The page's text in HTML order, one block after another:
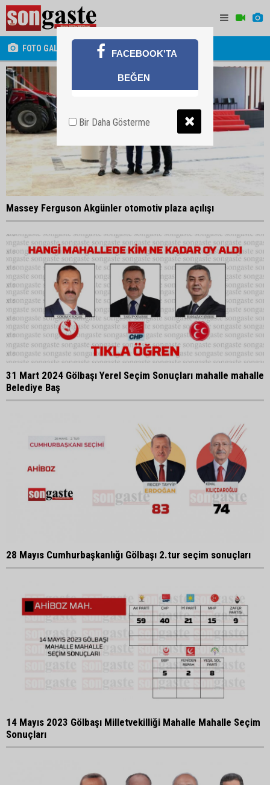
FOTO GALERİ
Massey Ferguson Akgünler otomotiv plaza açılışı
31 Mart 2024 Gölbaşı Yerel Seçim Sonuçları mahalle mahalle
Belediye Baş
28 Mayıs Cumhurbaşkanlığı Gölbaşı 2.tur seçim sonuçları
14 Mayıs 2023 Gölbaşı Milletvekilliği Mahalle Mahalle Seçim
Sonuçları
FACEBOOK'TA
BEĞEN
Bir Daha Gösterme